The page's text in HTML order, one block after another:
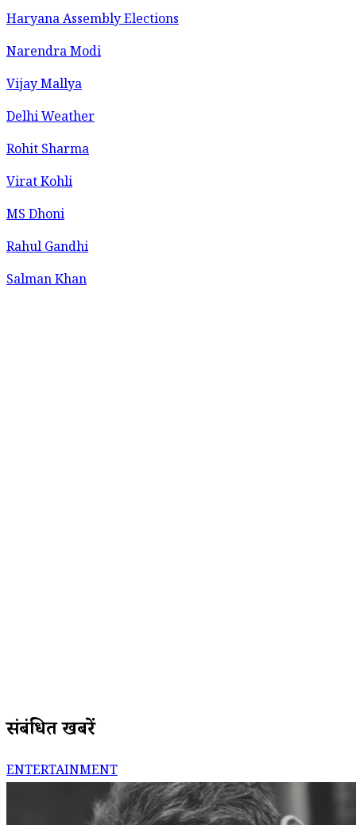
Haryana Assembly Elections
Narendra Modi
Vijay Mallya
Delhi Weather
Rohit Sharma
Virat Kohli
MS Dhoni
Rahul Gandhi
Salman Khan
संबंधित खबरें
ENTERTAINMENT